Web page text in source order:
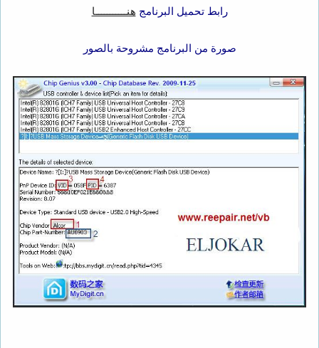
رابط تحميل البرنامج هنـــــــــــا
صورة من البرنامج مشروحة بالصور